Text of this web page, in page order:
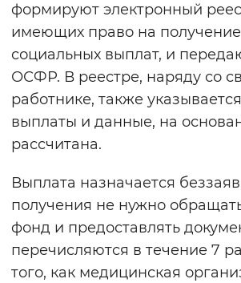
формируют электронный
имеющих право на
социальных выплат, и
ОСФР. В реестре, наряду со
работнике, также
выплаты и данные, на
рассчитана.
Выплата назначается
получения не нужно
фонд и предоставлять
перечисляются в течение 7
того, как медицинская